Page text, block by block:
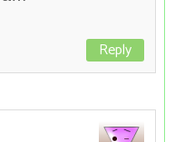
Reply